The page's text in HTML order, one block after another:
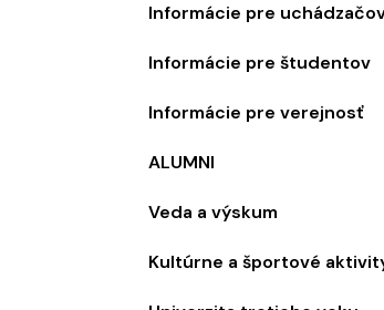
Informácie pre
Informácie pre študentov
Informácie pre verejnosť
ALUMNI
Veda a výskum
Kultúrne a športové